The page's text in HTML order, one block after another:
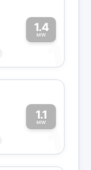
1.4
MW
1
1.1
MW
1